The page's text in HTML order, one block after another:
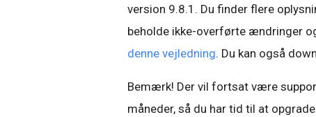
version 9.8.1. Du finder flere
beholde ikke-overførte ændringer
denne vejledning. Du kan også
Bemærk! Der vil fortsat være
måneder, så du har tid til at